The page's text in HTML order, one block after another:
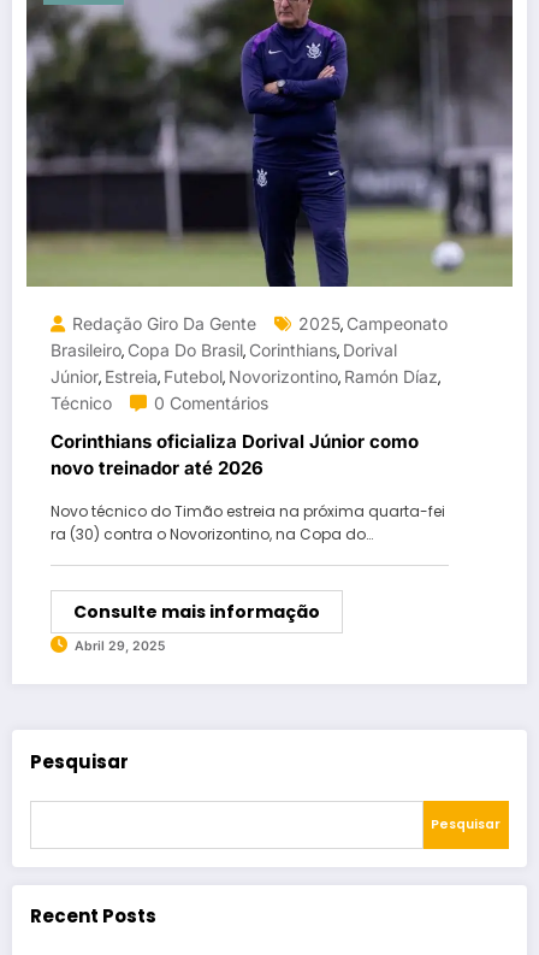
Redação Giro Da Gente 2025, Campeonato
Brasileiro, Copa Do Brasil, Corinthians, Dorival
Júnior, Estreia, Futebol, Novorizontino, Ramón Díaz,
Técnico
0 Comentários
Corinthians oficializa Dorival Júnior como
novo treinador até 2026
Novo técnico do Timão estreia na próxima quarta-fei
ra (30) contra o Novorizontino, na Copa do…
Consulte mais informação
Abril 29, 2025
Pesquisar
Pesquisar
Recent Posts